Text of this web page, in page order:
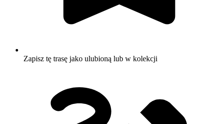
Zapisz tę trasę jako ulubioną lub w kolekcji